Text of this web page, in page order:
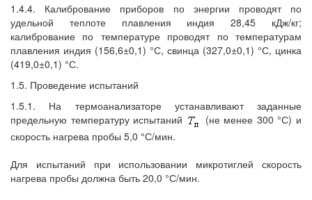
1.4.4. Калибрование приборов по энергии проводят по
удельной теплоте плавления индия 28,45 кДж/кг;
калибрование по температуре проводят по температурам
плавления индия (156,6±0,1) °С, свинца (327,0±0,1) °С, цинка
(419,0±0,1) °С.
1.5. Проведение испытаний
1.5.1. На термоанализаторе устанавливают заданные
предельную температуру испытаний
(не менее 300 °С) и
скорость нагрева пробы 5,0 °С/мин.
Для испытаний при использовании микротиглей скорость
нагрева пробы должна быть 20,0 °С/мин.